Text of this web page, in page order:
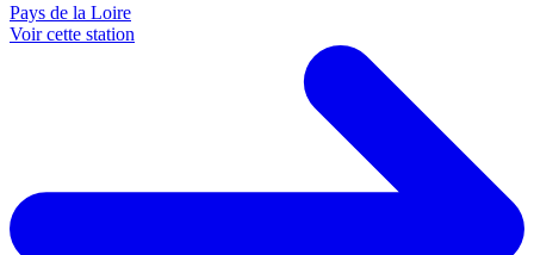
Pays de la Loire
Voir cette station